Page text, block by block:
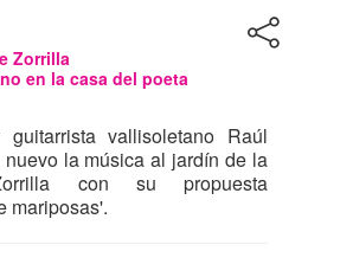
Zorrilla
en la casa del poeta
vallisoletano Raúl
la música al jardín de la
con su propuesta
mariposas'.